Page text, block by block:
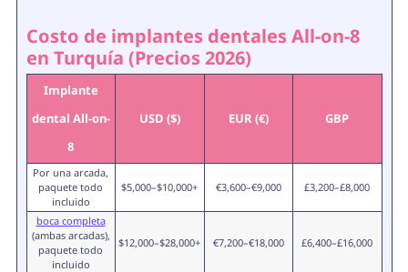
Costo de implantes dentales All-on-8
en Turquía (Precios 2026)
Implante
dental All-on-
8
USD ($) EUR (€) GBP
Por una arcada,
paquete todo
incluido
$5,000–$10,000+ €3,600–€9,000 £3,200–£8,000
boca completa
(ambas arcadas),
paquete todo
incluido
$12,000–$28,000+ €7,200–€18,000 £6,400–£16,000